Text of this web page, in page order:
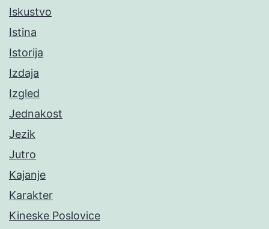
Iskustvo
Istina
Istorija
Izdaja
Izgled
Jednakost
Jezik
Jutro
Kajanje
Karakter
Kineske Poslovice